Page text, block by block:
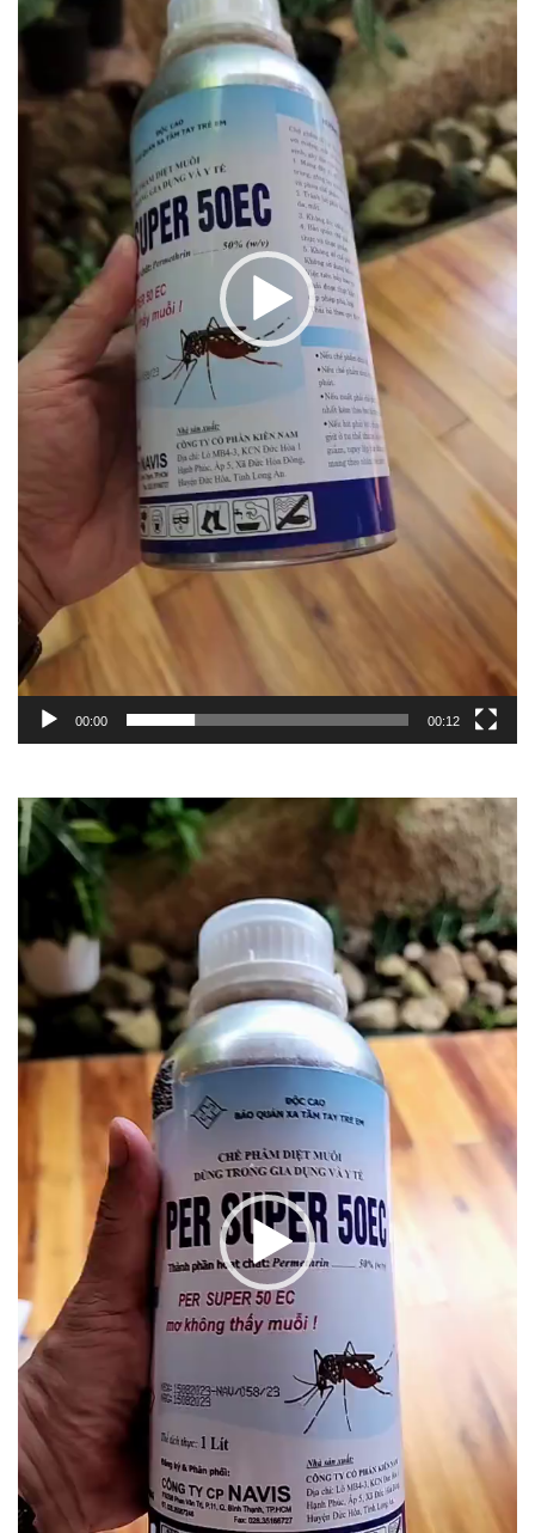
00:00 00:12
Trình
chơi
Video